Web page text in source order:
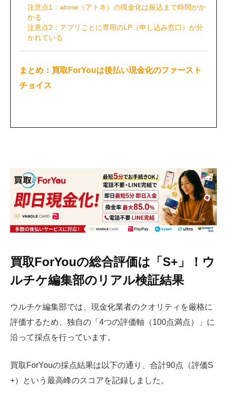
注意点1：atone（アトネ）の現金化は振込まで時間がか
かる
注意点2：アプリごとに専用のLP（申し込み窓口）が分
かれている
まとめ：買取ForYouは後払い現金化のファースト
チョイス
買取ForYouの総合評価は「S+」！ウ
ルチケ編集部のリアル検証結果
ウルチケ編集部では、現金化業者のクオリティを厳格に
評価するため、独自の「4つの評価軸（100点満点）」に
沿って採点を行っています。
買取ForYouの採点結果は以下の通り、合計90点（評価S
+）という最高峰のスコアを記録しました。